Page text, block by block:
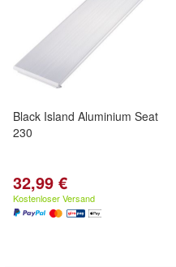
Black Island Aluminium Seat
230
32,99 €
Kostenloser Versand